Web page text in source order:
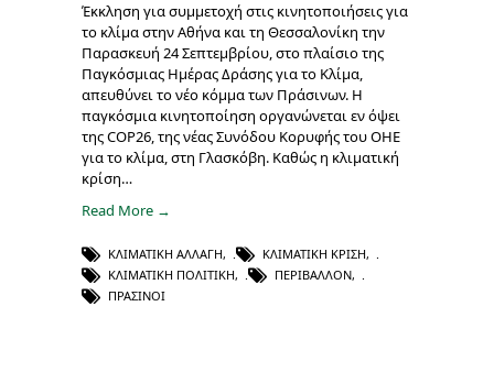
Έκκληση για συμμετοχή στις κινητοποιήσεις για
το κλίμα στην Αθήνα και τη Θεσσαλονίκη την
Παρασκευή 24 Σεπτεμβρίου, στο πλαίσιο της
Παγκόσμιας Ημέρας Δράσης για το Κλίμα,
απευθύνει το νέο κόμμα των Πράσινων. Η
παγκόσμια κινητοποίηση οργανώνεται εν όψει
της COP26, της νέας Συνόδου Κορυφής του ΟΗΕ
για το κλίμα, στη Γλασκόβη. Καθώς η κλιματική
κρίση…
Read More →
ΚΛΙΜΑΤΙΚΉ ΑΛΛΑΓΉ, ΚΛΙΜΑΤΙΚΉ ΚΡΊΣΗ,
ΚΛΙΜΑΤΙΚΉ ΠΟΛΙΤΙΚΉ, ΠΕΡΙΒΆΛΛΟΝ,
ΠΡΆΣΙΝΟΙ